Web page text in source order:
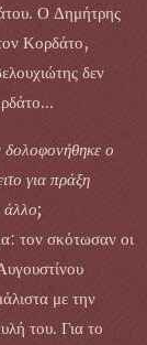
Ο Δημήτρης
Κορδάτο,
δεν
ο
για πράξη
άλλο;
τον σκότωσαν οι
με την
του. Για το